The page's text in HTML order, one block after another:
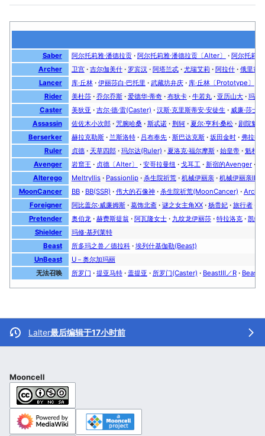
Saber 阿尔托莉雅·潘德拉贡 阿尔托莉雅·潘德拉贡〔Alter〕
阿尔托莉
Archer
卫宫 吉尔伽美什 罗宾汉 阿塔兰忒 尤瑞艾莉 阿拉什 俄里翁
Lancer
库·丘林 伊丽莎白·巴托里 武藏坊弁庆 库·丘林〔Prototype〕
Rider
美杜莎 乔尔乔斯 爱德华·蒂奇 布狄卡 牛若丸 亚历山大
玛丽
Caster
美狄亚 吉尔·德·雷(Caster) 汉斯·克里斯蒂安·安徒生
威廉·莎士
Assassin
佐佐木小次郎 咒腕哈桑 斯忒诺 荆轲 夏尔·亨利·桑松
剧院魅影
Berserker
赫拉克勒斯 兰斯洛特 吕布奉先 斯巴达克斯 坂田金时
弗拉德
Ruler
贞德 天草四郎 玛尔达(Ruler) 夏洛克·福尔摩斯 始皇帝
魁札
Avenger
岩窟王 贞德〔Alter〕 安哥拉曼纽 戈耳工 新宿的Avenger
Alterego
Meltryllis Passionlip 杀生院祈荒 机械伊丽亲
机械伊丽亲Ⅱ号
MoonCancer
BB BB(SSR) 伟大的石像神 杀生院祈荒(MoonCancer)
Foreigner
阿比盖尔·威廉姆斯 葛饰北斋 谜之女主角XX 杨贵妃 旅行者
Pretender
奥伯龙 赫费斯提翁 阿瓦隆女士 九纹龙伊丽莎 特拉洛克
凯特·
Shielder
玛修·基列莱特
Beast
所多玛之兽／德拉科
埃列什基伽勒(Beast)
UnBeast
U－奥尔加玛丽
无法召唤
所罗门 提亚马特 盖提亚 所罗门(Caster) BeastⅢ／R
Lalter最后编辑于17小时前
Mooncell